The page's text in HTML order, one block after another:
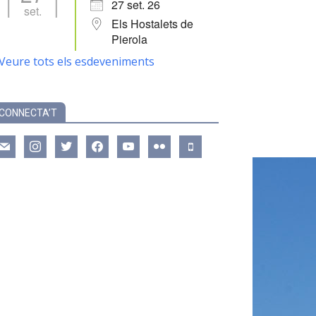
set.
27 set. 26
Els Hostalets de
Pierola
tots els esdeveniments
instagramtwitter facebookyoutube flickr mobile